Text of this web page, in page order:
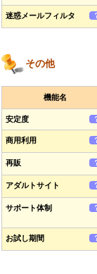
迷惑メールフィルタ
その他
機能名
安定度
商用利用
再販
アダルトサイト
サポート体制
お試し期間